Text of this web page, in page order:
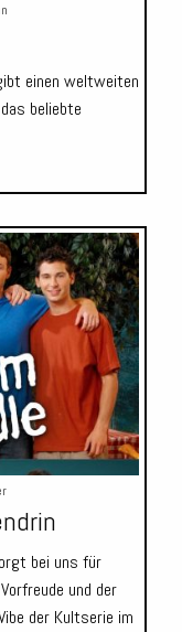
einen weltweiten
beliebte
Audio-
Player
bei uns für
und der
der Kultserie im